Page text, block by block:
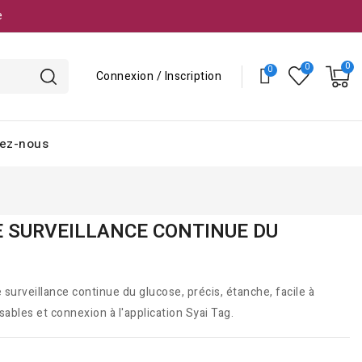
Connexion / Inscription
nous
SURVEILLANCE CONTINUE DU
surveillance continue du glucose, précis, étanche, facile à
et connexion à l'application Syai Tag.